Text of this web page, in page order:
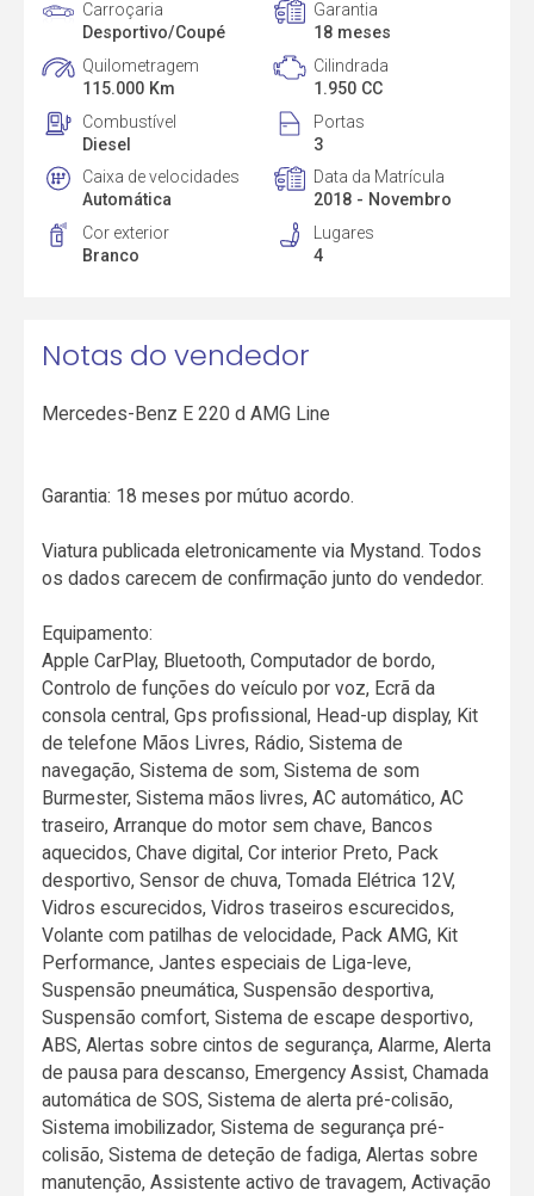
Carroçaria
Desportivo/Coupé
Garantia
18 meses
Quilometragem
115.000 Km
Cilindrada
1.950 CC
Combustível
Diesel
Portas
3
Caixa de velocidades
Automática
Data da Matrícula
2018 - Novembro
Cor exterior
Branco
Lugares
4
Notas do vendedor
Mercedes-Benz E 220 d AMG Line
Garantia: 18 meses por mútuo acordo.
Viatura publicada eletronicamente via Mystand. Todos
os dados carecem de confirmação junto do vendedor.
Equipamento:
Apple CarPlay, Bluetooth, Computador de bordo,
Controlo de funções do veículo por voz, Ecrã da
consola central, Gps profissional, Head-up display, Kit
de telefone Mãos Livres, Rádio, Sistema de
navegação, Sistema de som, Sistema de som
Burmester, Sistema mãos livres, AC automático, AC
traseiro, Arranque do motor sem chave, Bancos
aquecidos, Chave digital, Cor interior Preto, Pack
desportivo, Sensor de chuva, Tomada Elétrica 12V,
Vidros escurecidos, Vidros traseiros escurecidos,
Volante com patilhas de velocidade, Pack AMG, Kit
Performance, Jantes especiais de Liga-leve,
Suspensão pneumática, Suspensão desportiva,
Suspensão comfort, Sistema de escape desportivo,
ABS, Alertas sobre cintos de segurança, Alarme, Alerta
de pausa para descanso, Emergency Assist, Chamada
automática de SOS, Sistema de alerta pré-colisão,
Sistema imobilizador, Sistema de segurança pré-
colisão, Sistema de deteção de fadiga, Alertas sobre
manutenção, Assistente activo de travagem, Activação